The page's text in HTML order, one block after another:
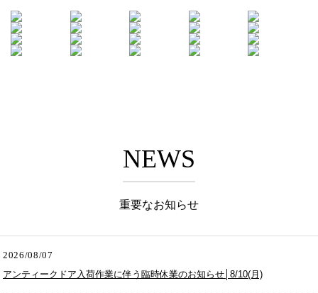
NEWS
重要なお知らせ
2026/08/07
アンティークドア入荷作業に伴う臨時休業のお知らせ│8/10(月)